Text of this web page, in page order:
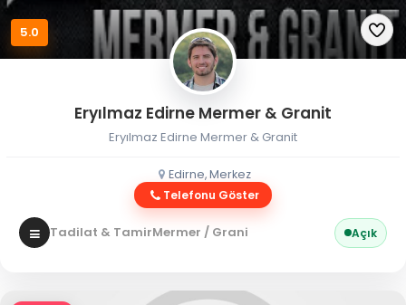
5.0
Eryılmaz Edirne Mermer & Granit
Eryılmaz Edirne Mermer & Granit
Edirne, Merkez
Telefonu Göster
Tadilat & TamirMermer / Granit Açık